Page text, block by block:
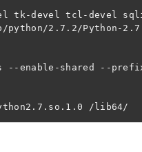
devel tcl-devel
2.7.2/Python-
--enable-shared --